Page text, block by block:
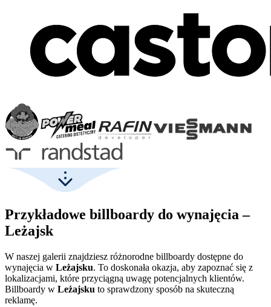
Przykładowe billboardy do wynajęcia –
Leżajsk
W naszej galerii znajdziesz różnorodne billboardy dostępne do
wynajęcia w Leżajsku. To doskonała okazja, aby zapoznać się z
lokalizacjami, które przyciągną uwagę potencjalnych klientów.
Billboardy w Leżajsku to sprawdzony sposób na skuteczną
reklamę.